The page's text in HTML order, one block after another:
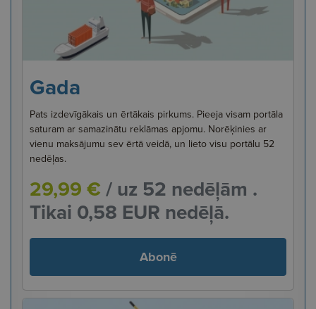
Gada
Pats izdevīgākais un ērtākais pirkums. Pieeja visam portāla
saturam ar samazinātu reklāmas apjomu. Norēķinies ar
vienu maksājumu sev ērtā veidā, un lieto visu portālu 52
nedēļas.
29,99 € / uz 52 nedēļām .
Tikai 0,58 EUR nedēļā.
Abonē